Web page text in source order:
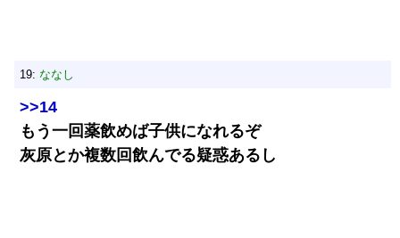
19: ななし
>>14
もう一回薬飲めば子供になれるぞ
灰原とか複数回飲んでる疑惑あるし